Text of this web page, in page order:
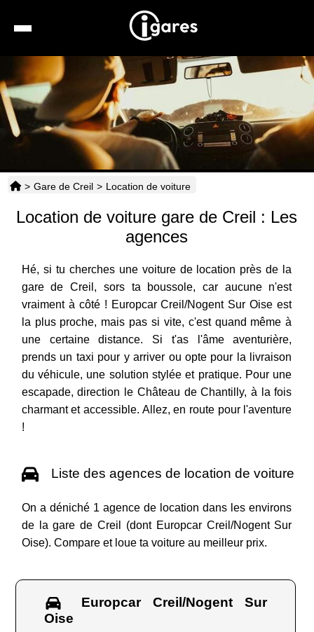
Recherche
Location de voiture
Hôtels
Taxis
Horaires
> Gare de Creil > Location de voiture
Location de voiture gare de Creil : Les
agences
Hé, si tu cherches une voiture de location près de la
gare de Creil, sors ta boussole, car aucune n'est
vraiment à côté ! Europcar Creil/Nogent Sur Oise est
la plus proche, mais pas si vite, c'est quand même à
une certaine distance. Si t'as l'âme aventurière,
prends un taxi pour y arriver ou opte pour la livraison
du véhicule, une solution stylée et pratique. Pour une
escapade, direction le Château de Chantilly, à la fois
charmant et accessible. Allez, en route pour l'aventure
!
Liste des agences de location de voiture
On a déniché 1 agence de location dans les environs
de la gare de Creil (dont Europcar Creil/Nogent Sur
Oise). Compare et loue ta voiture au meilleur prix.
Europcar Creil/Nogent Sur
Oise